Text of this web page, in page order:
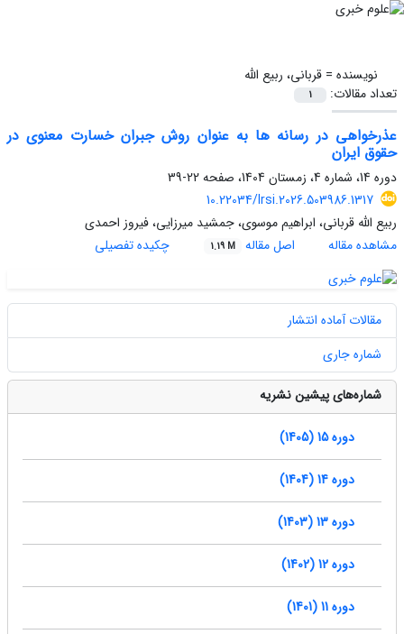
نویسنده =قربانی، ربیع الله
تعداد مقالات:
1
عذرخواهی در رسانه ها به عنوان روش جبران خسارت معنوی در
حقوق ایران
دوره 14، شماره 4، زمستان 1404، صفحه
22-39
10.22034/lrsi.2026.503986.1317
ربیع الله قربانی، ابراهیم موسوی، جمشید میرزایی، فیروز احمدی
مشاهده مقاله
اصل مقاله 1.19 M چکیده تفصیلی
مقالات آماده انتشار
شماره جاری
شماره‌های پیشین نشریه
دوره 15 (1405)
دوره 14 (1404)
دوره 13 (1403)
دوره 12 (1402)
دوره 11 (1401)